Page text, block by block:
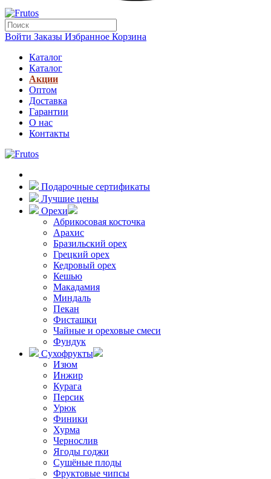
Войти Заказы Избранное Корзина
Каталог
Каталог
Акции
Оптом
Доставка
Гарантии
О нас
Контакты
Подарочные сертификаты
Лучшие цены
Орехи
Абрикосовая косточка
Арахис
Бразильский орех
Грецкий орех
Кедровый орех
Кешью
Макадамия
Миндаль
Пекан
Фисташки
Чайные и ореховые смеси
Фундук
Сухофрукты
Изюм
Инжир
Курага
Персик
Урюк
Финики
Хурма
Чернослив
Ягоды годжи
Сушёные плоды
Фруктовые чипсы